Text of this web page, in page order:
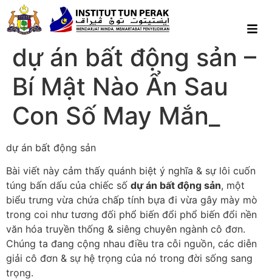
dự án bất động sản –
Bí Mật Nào Ẩn Sau
Con Số May Mắn_
dự án bất động sản
Bài viết này cảm thấy quánh biệt ý nghĩa & sự lôi cuốn
túng bấn dấu của chiếc số dự án bất động sản, một
biểu trưng vừa chứa chấp tính bựa đi vừa gây mày mò
trong coi như tương đối phổ biến đổi phổ biến đổi nền
văn hóa truyền thống & siêng chuyên ngành cô đơn.
Chúng ta đang cộng nhau điều tra cỗi nguồn, các diễn
giải cô đơn & sự hệ trọng của nó trong đời sống sang
trọng.